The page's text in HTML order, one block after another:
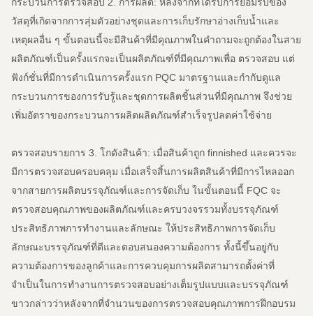
วัสดุที่เกิดจากการสุ่มตัวอย่างชุดและการเก็บรักษาอ่างเก็บน้ำและ
เหตุผลอื่น ๆ ขั้นตอนนี้จะมีสินค้าที่มีคุณภาพในคำถามจะถูกต้องในสาย
ผลิตภัณฑ์เป็นครั้งแรกจะเป็นผลิตภัณฑ์ที่มีคุณภาพเพื่อ ตรวจสอบ แต่
ฟังก์ชั่นที่มีการดำเนินการครั้งแรก PQC มาตรฐานและกำกับดูแล
กระบวนการของการรับรู้และชุดการผลิตชิ้นส่วนที่มีคุณภาพ จึงช่วย
เพิ่มอัตราของกระบวนการผลิตผลิตภัณฑ์สำเร็จรูปลดค่าใช้จ่าย
ตรวจสอบรายการ 3. โกดังสินค้า: เมื่อสินค้าถูก finnished และควรจะ
มีการตรวจสอบครอบคลุม เมื่อเสร็จสิ้นการผลิตสินค้าที่มีการไหลออก
จากสายการผลิตบรรจุภัณฑ์และการจัดเก็บ ในขั้นตอนนี้ FQC จะ
ตรวจสอบคุณภาพของผลิตภัณฑ์และครบวงจรรวมทั้งบรรจุภัณฑ์
ประสิทธิภาพการทำงานและลักษณะ ให้ประสิทธิภาพการจัดเก็บ
ลักษณะบรรจุภัณฑ์ที่ดีและตอบสนองความต้องการ ทั้งนี้ขึ้นอยู่กับ
ความต้องการของลูกค้าและการควบคุมการผลิตสามารถตั้งค่าที่
จำเป็นในการทำงานการตรวจสอบอย่างเต็มรูปแบบและบรรจุภัณฑ์
ขาวกล่าวว่าหลังจากที่จำนวนของการตรวจสอบคุณภาพการฝึกอบรม